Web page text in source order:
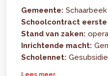
Gemeente: Schaarbeek
Schoolcontract eerste
Stand van zaken:
Inrichtende macht:
Scholennet:
Lees meer